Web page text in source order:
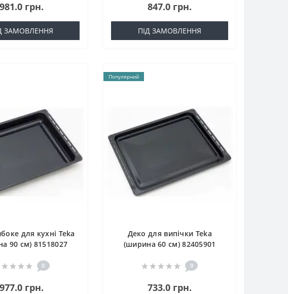
981.0 грн.
ЗАМОВЛЕННЯ
847.0 грн.
ПІД ЗАМОВЛЕННЯ
для кухні Teka
90 см) 81518027
0
977.0 грн.
Популярний
Деко для випічки Teka
(ширина 60 см) 82405901
0
733.0 грн.